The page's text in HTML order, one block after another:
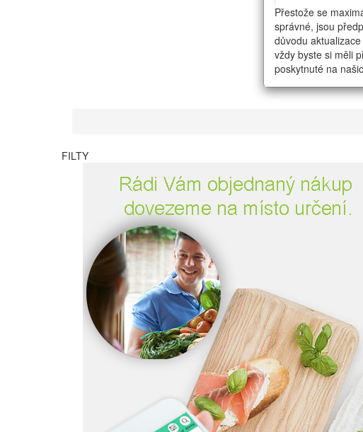
Přestože se
správné, jsou
důvodu
vždy byste si měli
poskytnuté na
FILTY